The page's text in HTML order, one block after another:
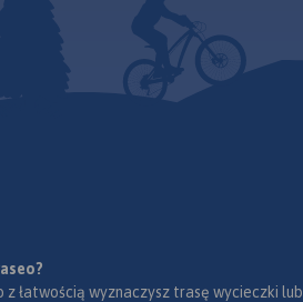
z łatwością wyznaczysz trasę wycieczki lub